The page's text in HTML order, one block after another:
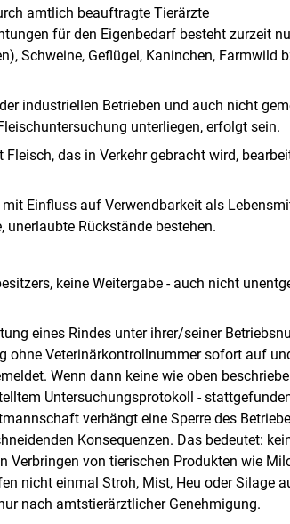
amtlich beauftragte Tierärzte
für den Eigenbedarf besteht zurzeit
Schweine, Geflügel, Kaninchen, Farmwild
industriellen Betrieben und auch nicht
unterliegen, erfolgt sein.
das in Verkehr gebracht wird,
Einfluss auf Verwendbarkeit als
unerlaubte Rückstände bestehen.
keine Weitergabe - auch nicht
eines Rindes unter ihrer/seiner
ohne Veterinärkontrollnummer sofort auf
Wenn dann keine wie oben
Untersuchungsprotokoll -
verhängt eine Sperre des
Konsequenzen. Das bedeutet:
Verbringen von tierischen Produkten wie
nicht einmal Stroh, Mist, Heu oder Silage
nach amtstierärztlicher Genehmigung.